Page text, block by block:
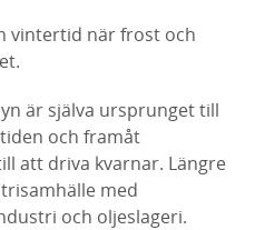
vintertid när frost och
är själva ursprunget till
och framåt
att driva kvarnar. Längre
med
och oljeslageri.